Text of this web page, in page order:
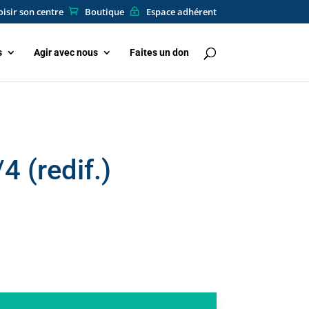
son centre Boutique Espace adhérent
Agir avec nous Faites un don
4 (redif.)